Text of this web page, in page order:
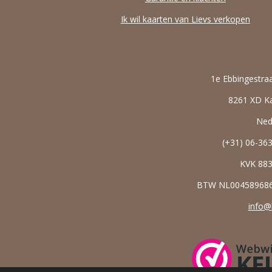
Ik wil kaarten van Lievs verkopen
1e
8261 XD
(+31) 06-
KVK
BTW